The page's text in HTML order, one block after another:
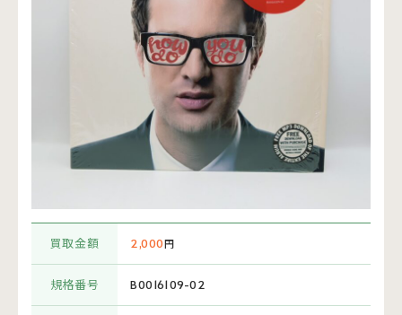
買取金額 2,000円
規格番号 B0016109-02